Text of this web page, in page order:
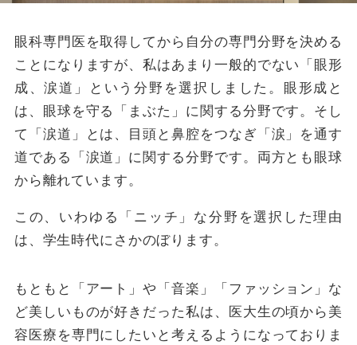
眼科専門医を取得してから自分の専門分野を決める
ことになりますが、私はあまり一般的でない「眼形
成、涙道」という分野を選択しました。眼形成と
は、眼球を守る「まぶた」に関する分野です。そし
て「涙道」とは、目頭と鼻腔をつなぎ「涙」を通す
道である「涙道」に関する分野です。両方とも眼球
から離れています。
この、いわゆる「ニッチ」な分野を選択した理由
は、学生時代にさかのぼります。
もともと「アート」や「音楽」「ファッション」な
ど美しいものが好きだった私は、医大生の頃から美
容医療を専門にしたいと考えるようになっておりま